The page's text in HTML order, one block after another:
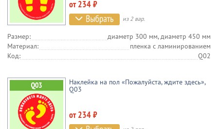
от 234 ₽
из 2 вар.
Размер:
диаметр 300 мм, диаметр 450 мм
Материал:
пленка c ламинированием
Код:
Q02
Наклейка на пол «Пожалуйста, ждите здесь»,
Q03
от 234 ₽